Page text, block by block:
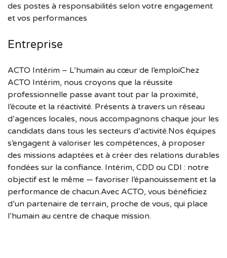
des postes à responsabilités selon votre engagement
et vos performances
Entreprise
ACTO Intérim – L’humain au cœur de l’emploiChez
ACTO Intérim, nous croyons que la réussite
professionnelle passe avant tout par la proximité,
l’écoute et la réactivité. Présents à travers un réseau
d’agences locales, nous accompagnons chaque jour les
candidats dans tous les secteurs d’activité.Nos équipes
s’engagent à valoriser les compétences, à proposer
des missions adaptées et à créer des relations durables
fondées sur la confiance. Intérim, CDD ou CDI : notre
objectif est le même — favoriser l’épanouissement et la
performance de chacun.Avec ACTO, vous bénéficiez
d’un partenaire de terrain, proche de vous, qui place
l’humain au centre de chaque mission.